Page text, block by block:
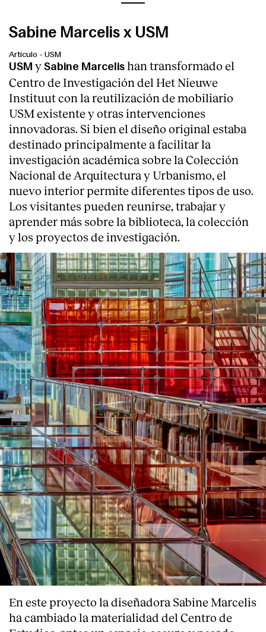
About
Sabine Marcelis x USM
Artículo - USM
USM y Sabine Marcelis han transformado el
Centro de Investigación del Het Nieuwe
Instituut con la reutilización de mobiliario
USM existente y otras intervenciones
innovadoras. Si bien el diseño original estaba
destinado principalmente a facilitar la
investigación académica sobre la Colección
Nacional de Arquitectura y Urbanismo, el
nuevo interior permite diferentes tipos de uso.
Los visitantes pueden reunirse, trabajar y
aprender más sobre la biblioteca, la colección
y los proyectos de investigación.
En este proyecto la diseñadora Sabine Marcelis
ha cambiado la materialidad del Centro de